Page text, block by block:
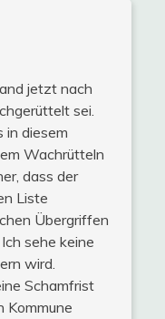
jetzt nach
sei.
in diesem
Wachrütteln
dass der
Liste
Übergriffen
sehe keine
wird.
Schamfrist
Kommune